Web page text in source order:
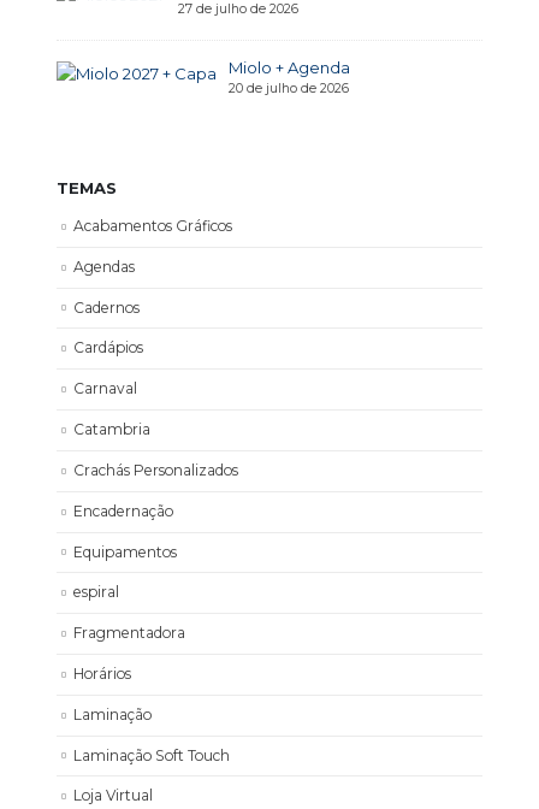
27 de julho de 2026
Miolo + Agenda
20 de julho de 2026
TEMAS
Acabamentos Gráficos
Agendas
Cadernos
Cardápios
Carnaval
Catambria
Crachás Personalizados
Encadernação
Equipamentos
espiral
Fragmentadora
Horários
Laminação
Laminação Soft Touch
Loja Virtual